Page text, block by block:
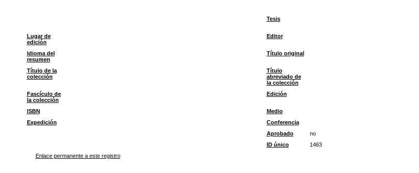
Tesis
Lugar de
edición
Editor
Idioma del
resumen
Título original
Título de la
colección
Título
abreviado de
la colección
Fascículo de
la colección
Edición
ISBN
Medio
Expedición
Conferencia
Aprobado
no
ID único
1463
Enlace permanente a este registro